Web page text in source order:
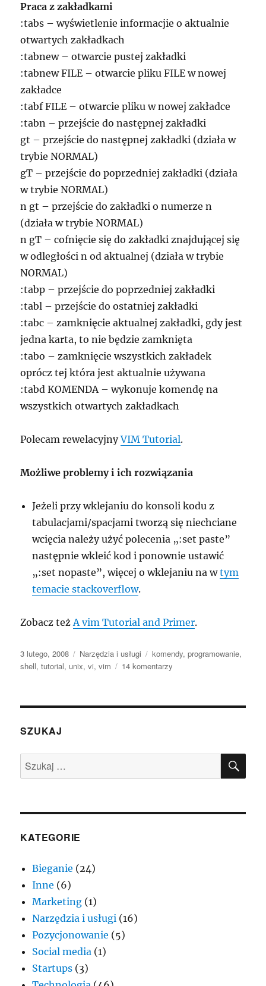
Praca z zakładkami
:tabs – wyświetlenie informacjie o aktualnie
otwartych zakładkach
:tabnew – otwarcie pustej zakładki
:tabnew FILE – otwarcie pliku FILE w nowej
zakładce
:tabf FILE – otwarcie pliku w nowej zakładce
:tabn – przejście do następnej zakładki
gt – przejście do następnej zakładki (działa w
trybie NORMAL)
gT – przejście do poprzedniej zakładki (działa
w trybie NORMAL)
n gt – przejście do zakładki o numerze n
(działa w trybie NORMAL)
n gT – cofnięcie się do zakładki znajdującej się
w odległości n od aktualnej (działa w trybie
NORMAL)
:tabp – przejście do poprzedniej zakładki
:tabl – przejście do ostatniej zakładki
:tabc – zamknięcie aktualnej zakładki, gdy jest
jedna karta, to nie będzie zamknięta
:tabo – zamknięcie wszystkich zakładek
oprócz tej która jest aktualnie używana
:tabd KOMENDA – wykonuje komendę na
wszystkich otwartych zakładkach
Polecam rewelacyjnyVIM Tutorial.
Możliwe problemy i ich rozwiązania
Jeżeli przy wklejaniu do konsoli kodu z
tabulacjami/spacjami tworzą się niechciane
wcięcia należy użyć polecenia „:set paste”
następnie wkleić kod i ponownie ustawić
„:set nopaste”, więcej o wklejaniu na wtym
temacie stackoverflow.
Zobacz teżA vim Tutorial and Primer.
Data
publikacji
3 lutego, 2008 Kategorie
Narzędzia i usługi Tagi
komendy,programowanie,
shell,tutorial, unix,vi,vim 14 komentarzy
podstawowe
SZUKAJ
Szukaj:
KATEGORIE
Bieganie (24)
Inne (6)
Marketing (1)
Narzędzia i usługi (16)
Pozycjonowanie (5)
Social media (1)
Startups (3)